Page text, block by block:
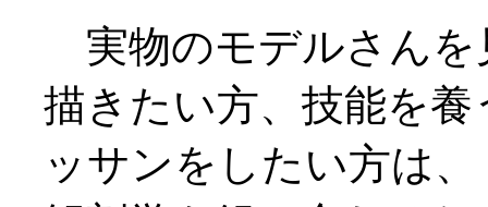
実物のモデルさんを
描きたい方、技能を
ッサンをしたい方は